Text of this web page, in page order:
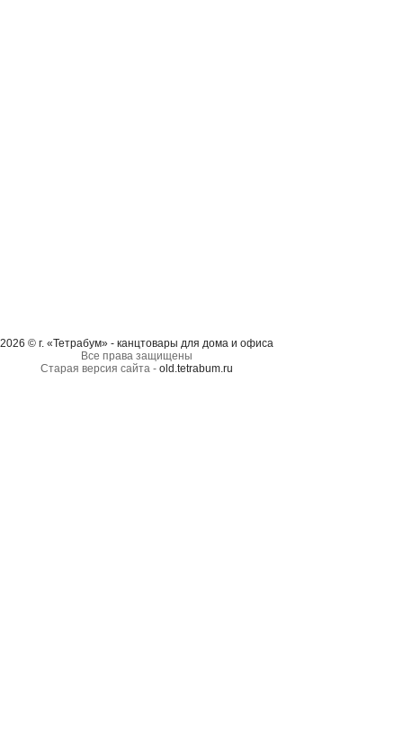
2026 © г. «Тетрабум» - канцтовары для дома и офиса
Все права защищены
Старая версия сайта - old.tetrabum.ru